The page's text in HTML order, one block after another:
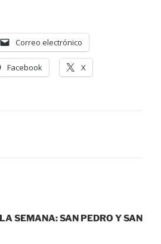
Correo electrónico
Facebook X
SEMANA: SAN PEDRO Y SAN